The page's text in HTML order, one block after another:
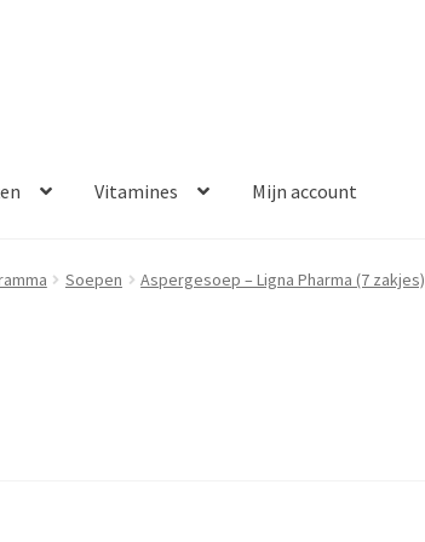
Vitamines Mijn account
Disclaimer Klantenservice My account
Soepen Aspergesoep – Ligna Pharma (7 zakjes)